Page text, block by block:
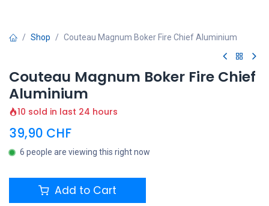
Shop Couteau Magnum Boker Fire Chief Aluminium
Couteau Magnum Boker Fire Chief
Aluminium
10 sold in last 24 hours
39,90 CHF
6 people are viewing this right now
Add to Cart